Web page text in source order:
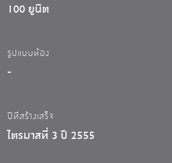
100 ยูนิต
รูปแบบห้อง
-
ปีที่สร้างเสร็จ
ไตรมาสที่ 3 ปี 2555